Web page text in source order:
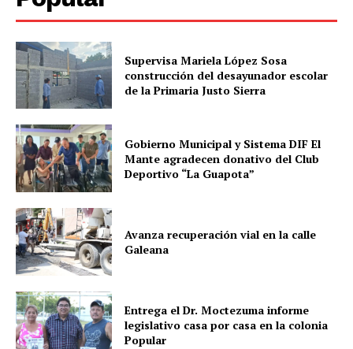
Supervisa Mariela López Sosa
construcción del desayunador escolar
de la Primaria Justo Sierra
Gobierno Municipal y Sistema DIF El
Mante agradecen donativo del Club
Deportivo “La Guapota”
Avanza recuperación vial en la calle
Galeana
Entrega el Dr. Moctezuma informe
legislativo casa por casa en la colonia
Popular